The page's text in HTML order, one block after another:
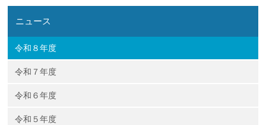
ニュース
令和８年度
令和７年度
令和６年度
令和５年度